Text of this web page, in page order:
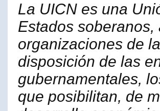
La UICN es una
Estados
organizaciones de
disposición de las
gubernamentales,
que posibilitan, de